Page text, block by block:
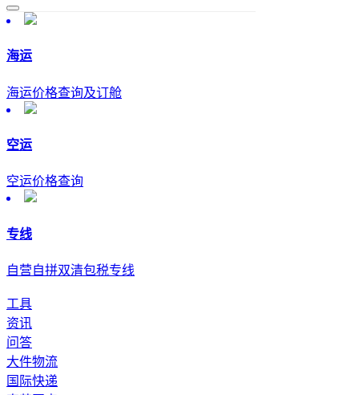
海运
海运价格查询及订舱
空运
空运价格查询
专线
自营自拼双清包税专线
工具
资讯
问答
大件物流
国际快递